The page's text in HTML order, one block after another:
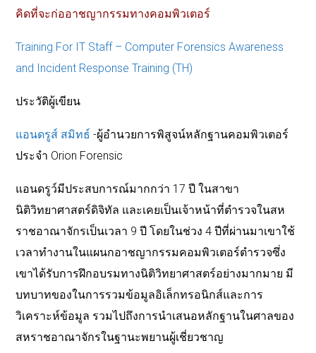
คิดที่จะก่ออาชญากรรมทางคอมพิวเตอร์
Training For IT Staff – Computer Forensics Awareness
and Incident Response Training (TH)
ประวัติผู้เขียน
แอนดรูส์ สมิทธ์ -ผู้อำนวยการพิสูจน์หลักฐานคอมพิวเตอร์
ประจำ Orion Forensic
แอนดรูว์มีประสบการณ์มากกว่า 17 ปี ในสาขา
นิติวิทยาศาสตร์ดิจิทัล และเคยเป็นเจ้าหน้าที่ตำรวจในสห
ราชอาณาจักรเป็นเวลา 9 ปี โดยในช่วง 4 ปีที่ผ่านมาเขาใช้
เวลาทำงานในแผนกอาชญากรรมคอมพิวเตอร์ตำรวจซึ่ง
เขาได้รับการฝึกอบรมทางนิติวิทยาศาสตร์อย่างมากมาย มี
บทบาทของในการรวมข้อมูลอิเล็กทรอนิกส์และการ
วิเคราะห์ข้อมูล รวมไปถึงการนำเสนอหลักฐานในศาลของ
สหราชอาณาจักรในฐานะพยานผู้เชี่ยวชาญ